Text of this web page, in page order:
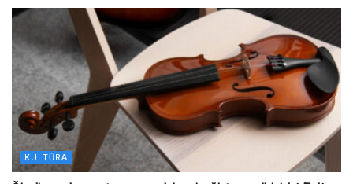
KULTŪRA